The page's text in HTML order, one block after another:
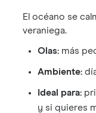
El océano se
veraniega.
Olas: más
Ambiente:
Ideal para:
y si quieres